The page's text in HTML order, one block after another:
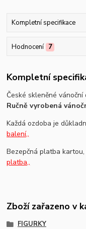
Kompletní specifikace
Hodnocení 7
Kompletní
České skleněné
Ručně vyrobená
Každá ozdoba je
balení,,
Bezepčná platba
platba,,
Zboží zařazeno v
FIGURKY